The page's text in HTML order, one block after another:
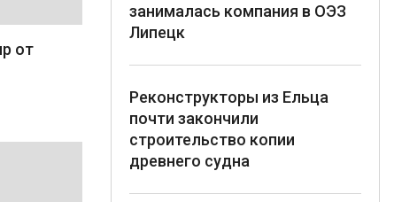
от
занималась компания в ОЭЗ
Липецк
Реконструкторы из Ельца
почти закончили
строительство копии
древнего судна